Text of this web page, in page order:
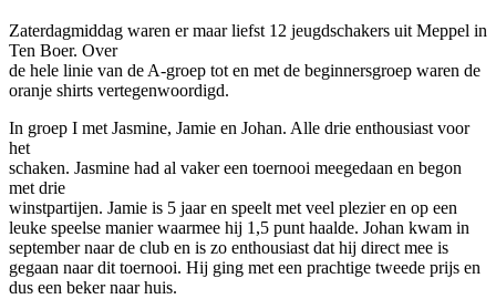
Zaterdagmiddag waren er maar liefst 12 jeugdschakers uit Meppel in
Ten Boer. Over
de hele linie van de A-groep tot en met de beginnersgroep waren de
oranje shirts vertegenwoordigd.
In groep I met Jasmine, Jamie en Johan. Alle drie enthousiast voor
het
schaken. Jasmine had al vaker een toernooi meegedaan en begon
met drie
winstpartijen. Jamie is 5 jaar en speelt met veel plezier en op een
leuke speelse manier waarmee hij 1,5 punt haalde. Johan kwam in
september naar de club en is zo enthousiast dat hij direct mee is
gegaan naar dit toernooi. Hij ging met een prachtige tweede prijs en
dus een beker naar huis.